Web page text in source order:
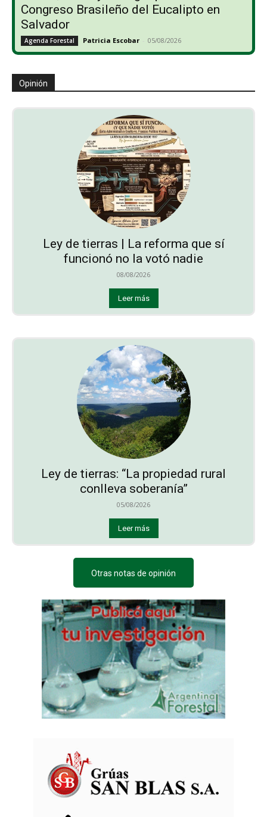
Congreso Brasileño del Eucalipto en
Salvador
Agenda Forestal Patricia Escobar - 05/08/2026
Opinión
Ley de tierras | La reforma que sí
funcionó no la votó nadie
08/08/2026
Leer más
Ley de tierras: “La propiedad rural
conlleva soberanía”
05/08/2026
Leer más
Otras notas de opinión